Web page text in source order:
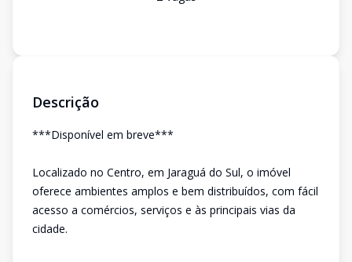
Descrição
***Disponível em breve***
Localizado no Centro, em Jaraguá do Sul, o imóvel
oferece ambientes amplos e bem distribuídos, com fácil
acesso a comércios, serviços e às principais vias da
cidade.